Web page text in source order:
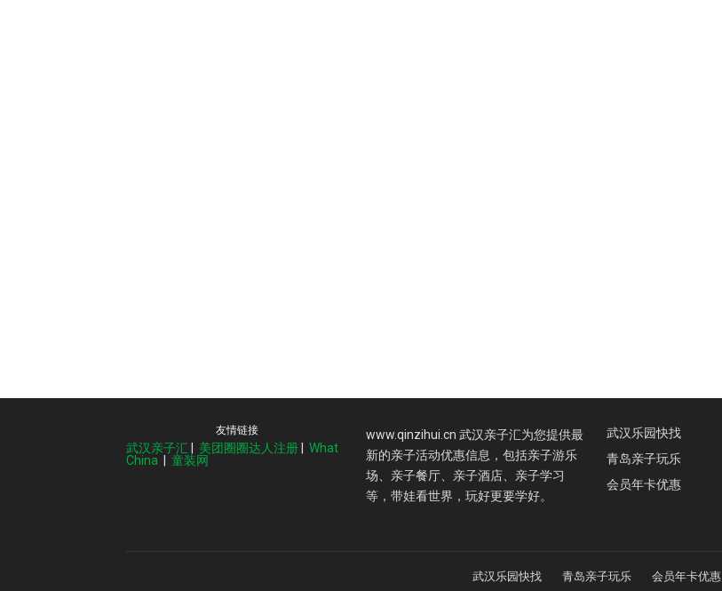
友情链接
武汉亲子汇 美团圈圈达人注册
What
China
童装网
www.qinzihui.cn 武汉亲子汇为您提供最
新的亲子活动优惠信息，包括亲子游乐
场、亲子餐厅、亲子酒店、亲子学习
等，带娃看世界，玩好更要学好。
武汉乐园快找
青岛亲子玩乐
会员年卡优惠
武汉乐园快找 青岛亲子玩乐 会员年卡优惠